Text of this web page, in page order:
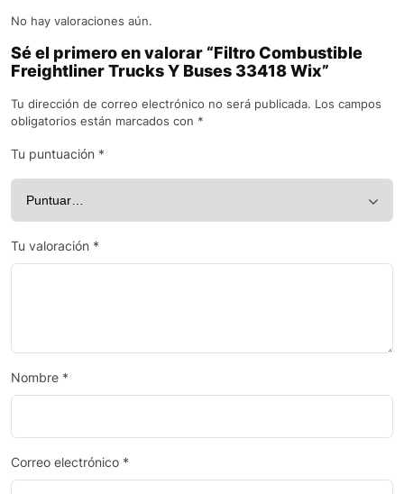
No hay valoraciones aún.
Sé el primero en valorar “Filtro Combustible
Freightliner Trucks Y Buses 33418 Wix”
Tu dirección de correo electrónico no será publicada. Los campos
obligatorios están marcados con *
Tu puntuación *
Tu valoración *
Nombre *
Correo electrónico *